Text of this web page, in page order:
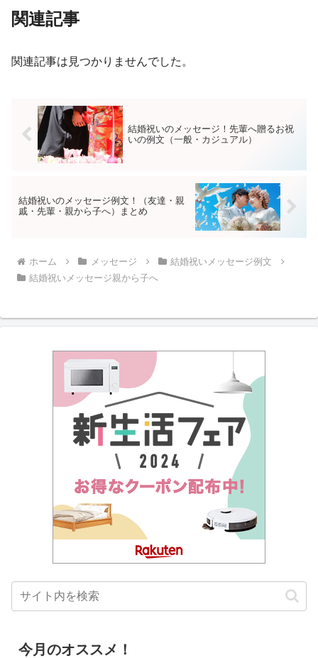
関連記事
関連記事は見つかりませんでした。
結婚祝いのメッセージ！先輩へ贈るお祝
いの例文（一般・カジュアル）
結婚祝いのメッセージ例文！（友達・親
戚・先輩・親から子へ）まとめ
ホーム メッセージ
結婚祝いメッセージ例文
結婚祝いメッセージ親から子へ
今月のオススメ！